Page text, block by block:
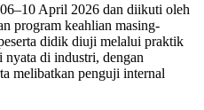
April 2026 dan diikuti oleh
program keahlian masing-
didik diuji melalui praktik
di industri, dengan
melibatkan penguji internal